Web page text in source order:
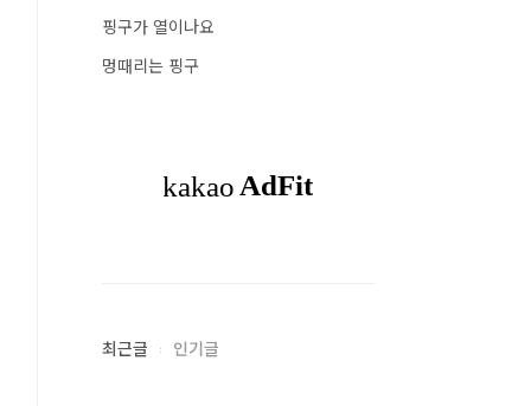
핑구가 열이나요
멍때리는 핑구
최근글 인기글